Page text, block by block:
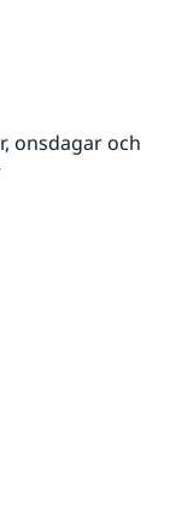
onsdagar och